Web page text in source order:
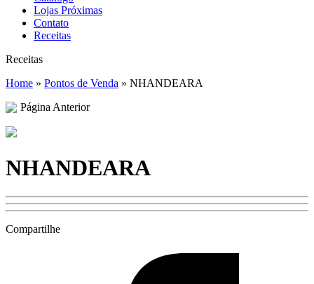
Lojas Próximas
Contato
Receitas
Receitas
Home » Pontos de Venda » NHANDEARA
Página Anterior
NHANDEARA
Compartilhe